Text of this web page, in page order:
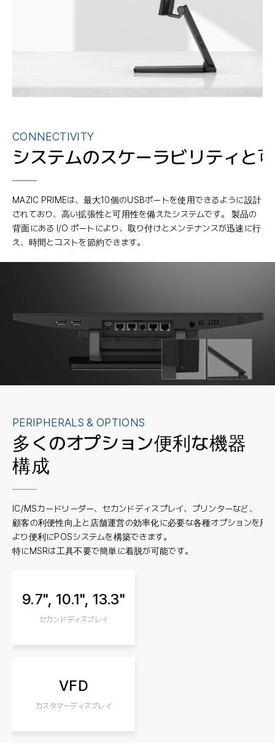
CONNECTIVITY
システムのスケーラビリティと
MAZIC PRIMEは、最大10個のUSBポートを使用できるように設計
されており、高い拡張性と可用性を備えたシステムです。 製品の
背面にある I/O ポートにより、取り付けとメンテナンスが迅速に行
え、時間とコストを節約できます。
PERIPHERALS & OPTIONS
多くのオプション便利な機器
構成
IC/MSカードリーダー、セカンドディスプレイ、プリンターなど、
顧客の利便性向上と店舗運営の効率化に必要な各種オプションを用
より便利にPOSシステムを構築できます。
特にMSRは工具不要で簡単に着脱が可能です。
9.7", 10.1", 13.3"
セカンドディスプレイ
VFD
カスタマーディスプレイ